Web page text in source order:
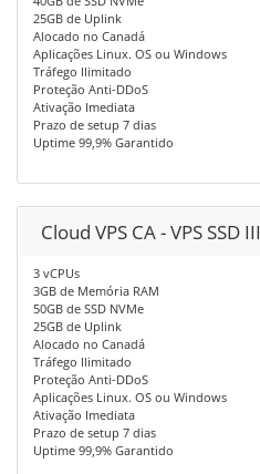
25GB de Uplink
Alocado no Canadá
Aplicações Linux. OS ou Windows
Tráfego Ilimitado
Proteção Anti-DDoS
Ativação Imediata
Prazo de setup 7 dias
Uptime 99,9% Garantido
Cloud VPS CA - VPS SSD III
3 vCPUs
3GB de Memória RAM
50GB de SSD NVMe
25GB de Uplink
Alocado no Canadá
Tráfego Ilimitado
Proteção Anti-DDoS
Aplicações Linux. OS ou Windows
Ativação Imediata
Prazo de setup 7 dias
Uptime 99,9% Garantido